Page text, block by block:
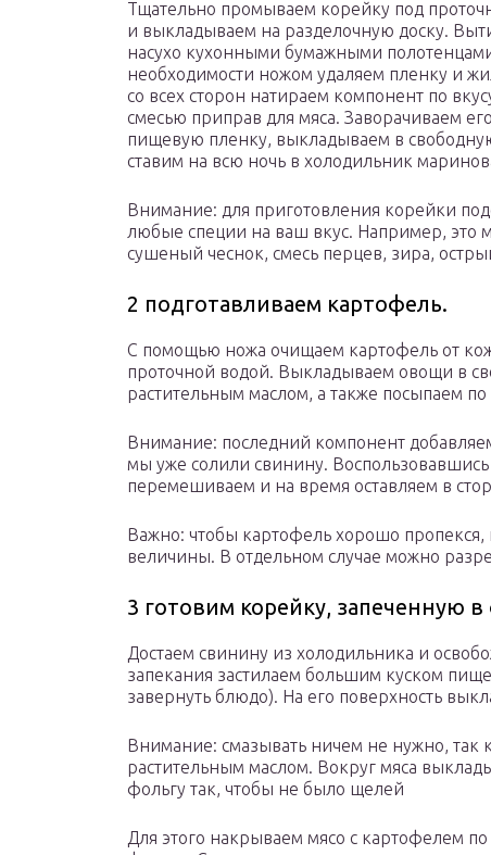
Тщательно промываем корейку под
и выкладываем на разделочную доску.
насухо кухонными бумажными
необходимости ножом удаляем пленку и
со всех сторон натираем компонент по
смесью приправ для мяса. Заворачиваем
пищевую пленку, выкладываем в
ставим на всю ночь в холодильник
Внимание: для приготовления корейки
любые специи на ваш вкус. Например, это
сушеный чеснок, смесь перцев, зира,
2 подготавливаем картофель.
С помощью ножа очищаем картофель от
проточной водой. Выкладываем овощи в
растительным маслом, а также посыпаем по
Внимание: последний компонент
мы уже солили свинину.
перемешиваем и на время оставляем в
Важно: чтобы картофель хорошо
величины. В отдельном случае можно
3 готовим корейку, запеченную в
Достаем свинину из холодильника и
запекания застилаем большим куском
завернуть блюдо). На его поверхность
Внимание: смазывать ничем не нужно, так
растительным маслом. Вокруг мяса
фольгу так, чтобы не было щелей
Для этого накрываем мясо с картофелем